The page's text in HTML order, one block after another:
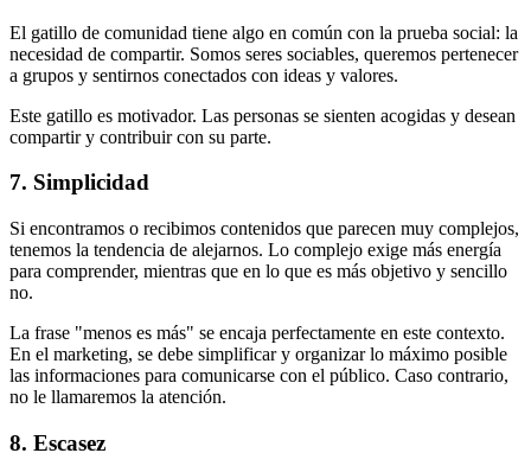
El gatillo de comunidad tiene algo en común con la prueba social: la
necesidad de compartir. Somos seres sociables, queremos pertenecer
a grupos y sentirnos conectados con ideas y valores.
Este gatillo es motivador. Las personas se sienten acogidas y desean
compartir y contribuir con su parte.
7. Simplicidad
Si encontramos o recibimos contenidos que parecen muy complejos,
tenemos la tendencia de alejarnos. Lo complejo exige más energía
para comprender, mientras que en lo que es más objetivo y sencillo
no.
La frase "menos es más" se encaja perfectamente en este contexto.
En el marketing, se debe simplificar y organizar lo máximo posible
las informaciones para comunicarse con el público. Caso contrario,
no le llamaremos la atención.
8. Escasez